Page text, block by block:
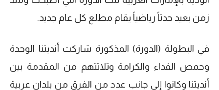
زمن بعيد حدثاً رياضياً يقام مطلع كل عام جديد.
في البطولة (الدورة) المذكورة شاركت أنديتنا الوحدة
وحمص الفداء والكرامة وثلاثتهم من المقدمة بين
أنديتنا وكانوا إلى جانب عدد من الفرق من بلدان عربية